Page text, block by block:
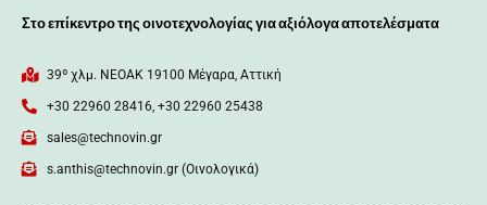
Στο επίκεντρο της οινοτεχνολογίας για αξιόλογα αποτελέσματα
39º χλμ. ΝΕΟΑΚ 19100 Mέγαρα, Αττική
+30 22960 28416, +30 22960 25438
sales@technovin.gr
s.anthis@technovin.gr (Οινολογικά)